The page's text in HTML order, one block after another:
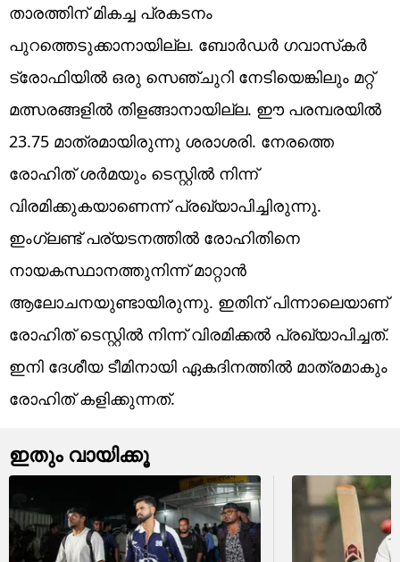
താരത്തിന് മികച്ച പ്രകടനം
പുറത്തെടുക്കാനായില്ല. ബോര്‍ഡര്‍ ഗവാസ്‌കര്‍
ട്രോഫിയില്‍ ഒരു സെഞ്ചുറി നേടിയെങ്കിലും മറ്റ്
മത്സരങ്ങളില്‍ തിളങ്ങാനായില്ല. ഈ പരമ്പരയില്‍
23.75 മാത്രമായിരുന്നു ശരാശരി. നേരത്തെ
രോഹിത് ശര്‍മയും ടെസ്റ്റില്‍ നിന്ന്
വിരമിക്കുകയാണെന്ന് പ്രഖ്യാപിച്ചിരുന്നു.
ഇംഗ്ലണ്ട് പര്യടനത്തില്‍ രോഹിതിനെ
നായകസ്ഥാനത്തുനിന്ന് മാറ്റാന്‍
ആലോചനയുണ്ടായിരുന്നു. ഇതിന് പിന്നാലെയാണ്
രോഹിത് ടെസ്റ്റില്‍ നിന്ന് വിരമിക്കല്‍ പ്രഖ്യാപിച്ചത്.
ഇനി ദേശീയ ടീമിനായി ഏകദിനത്തില്‍ മാത്രമാകും
രോഹിത് കളിക്കുന്നത്.
ഇതും വായിക്കൂ